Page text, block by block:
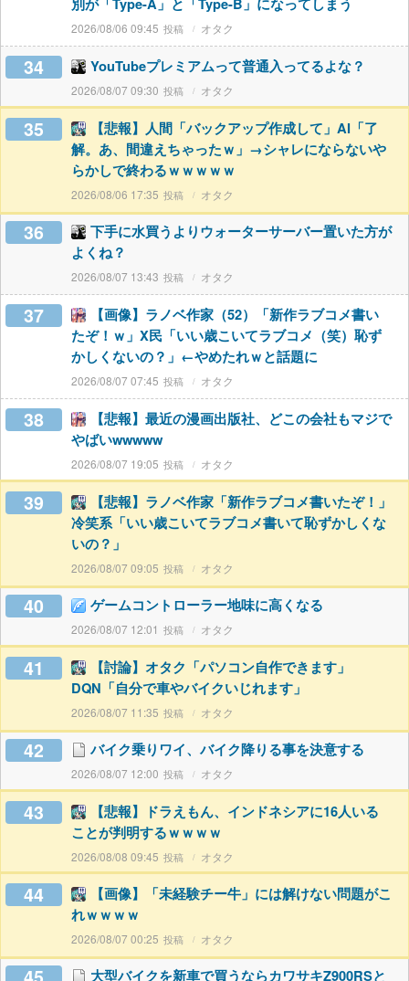
2026/08/06 09:45 オタク
34 YouTubeプレミアムって普通入ってるよな？
2026/08/07 09:30 オタク
35
【悲報】人間「バックアップ作成して」AI「了
解。あ、間違えちゃったｗ」→シャレにならないや
らかしで終わるｗｗｗｗｗ
2026/08/06 17:35 オタク
36
下手に水買うよりウォーターサーバー置いた方が
よくね？
2026/08/07 13:43 オタク
37
【画像】ラノベ作家（52）「新作ラブコメ書い
たぞ！ｗ」X民「いい歳こいてラブコメ（笑）恥ず
かしくないの？」←やめたれｗと話題に
2026/08/07 07:45 オタク
38
【悲報】最近の漫画出版社、どこの会社もマジで
やばいwwwww
2026/08/07 19:05 オタク
39
【悲報】ラノベ作家「新作ラブコメ書いたぞ！」
冷笑系「いい歳こいてラブコメ書いて恥ずかしくな
いの？」
2026/08/07 09:05 オタク
40 ゲームコントローラー地味に高くなる
2026/08/07 12:01 オタク
41
【討論】オタク「パソコン自作できます」
DQN「自分で車やバイクいじれます」
2026/08/07 11:35 オタク
42 バイク乗りワイ、バイク降りる事を決意する
2026/08/07 12:00 オタク
43
【悲報】ドラえもん、インドネシアに16人いる
ことが判明するｗｗｗｗ
2026/08/08 09:45 オタク
44
【画像】「未経験チー牛」には解けない問題がこ
れｗｗｗｗ
2026/08/07 00:25 オタク
大型バイクを新車で買うならカワサキZ900RSと